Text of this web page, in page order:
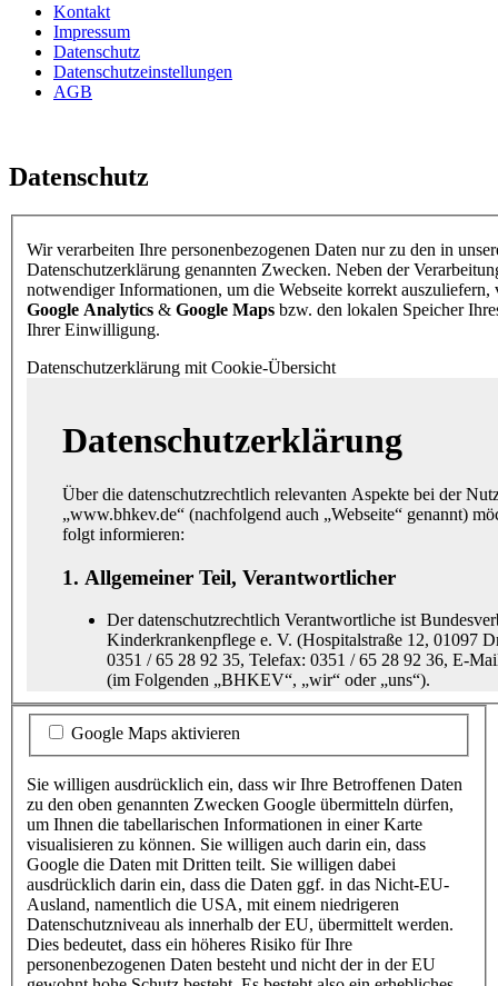
Kontakt
Impressum
Datenschutz
Datenschutzeinstellungen
AGB
Datenschutz
Wir verarbeiten Ihre personenbezogenen Daten nur zu den in
Datenschutzerklärung genannten Zwecken. Neben der
notwendiger Informationen, um die Webseite korrekt auszuliefern,
Google Analytics & Google Maps bzw. den lokalen Speicher
Ihrer Einwilligung.
Datenschutzerklärung mit Cookie-Übersicht
Datenschutzerklärung
Über die datenschutzrechtlich relevanten Aspekte bei der
„www.bhkev.de“ (nachfolgend auch „Webseite“ genannt)
folgt informieren:
1. Allgemeiner Teil, Verantwortlicher
Der datenschutzrechtlich Verantwortliche ist
Kinderkrankenpflege e. V. (Hospitalstraße 12, 01097
0351 / 65 28 92 35, Telefax: 0351 / 65 28 92 36, E-
(im Folgenden „BHKEV“, „wir“ oder „uns“).
Es besteht ein Beschwerderecht bei einer
Sie haben dabei gegebenenfalls die Wahl unter
Aufsichtsbehörden. Die jedenfalls für unseren Sitz
Aufsichtsbehörde ist der „Sächsische
Devrientstraße 5, 01067 Dresden“. Eine Liste weiterer
Aufsichtsbehörden in Deutschland (für den nicht-
Anschrift finden Sie unter:
https://www.bfdi.bund.de/DE/Infothek/
node.html.
Soweit in den folgenden Abschnitten nicht anders oder
dargestellt, gilt das Folgende:
Es besteht ein Recht auf Auskunft (Art. 15 EU-
Google Maps aktivieren
Sie willigen ausdrücklich ein, dass wir Ihre Betroffenen Daten
zu den oben genannten Zwecken Google übermitteln dürfen,
um Ihnen die tabellarischen Informationen in einer Karte
visualisieren zu können. Sie willigen auch darin ein, dass
Google die Daten mit Dritten teilt. Sie willigen dabei
ausdrücklich darin ein, dass die Daten ggf. in das Nicht-EU-
Ausland, namentlich die USA, mit einem niedrigeren
Datenschutzniveau als innerhalb der EU, übermittelt werden.
Dies bedeutet, dass ein höheres Risiko für Ihre
personenbezogenen Daten besteht und nicht der in der EU